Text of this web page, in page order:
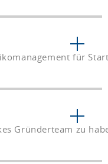
für
Gründerteam zu